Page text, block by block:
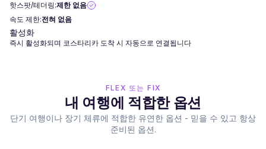
핫스팟/테더링:제한 없음
속도 제한:전혀 없음
활성화
즉시 활성화되며 코스타리카 도착 시 자동으로 연결됩니다
FLEX 또는 FIX
내 여행에 적합한 옵션
단기 여행이나 장기 체류에 적합한 유연한 옵션 - 믿을 수 있고 항상
준비된 옵션.